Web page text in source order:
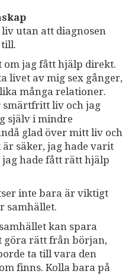
utan att diagnosen
om jag fått hjälp direkt.
livet av mig sex gånger,
många relationer.
smärtfritt liv och jag
själv i mindre
glad över mitt liv och
säker, jag hade varit
hade fått rätt hjälp
inte bara är viktigt
samhället.
kan spara
göra rätt från början,
ta till vara den
finns. Kolla bara på